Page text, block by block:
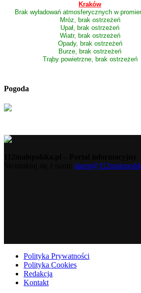
Kraków
Brak wyładowań atmosferycznych w
Mróz, brak ostrzeżeń
Upał, brak ostrzeżeń
Wiatr, brak ostrzeżeń
Opady, brak ostrzeżeń
Burze, brak ostrzeżeń
Trąby powietrzne, brak ostrzeżeń
Pogoda
Polityka Prywatności
Polityka Cookies
Redakcja
Kontakt